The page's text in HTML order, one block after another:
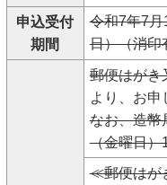
申込受付
期間
令和7年7
日）（消印
郵便はがき
より、お申
なお、造幣
（金曜日）
≪郵便はが